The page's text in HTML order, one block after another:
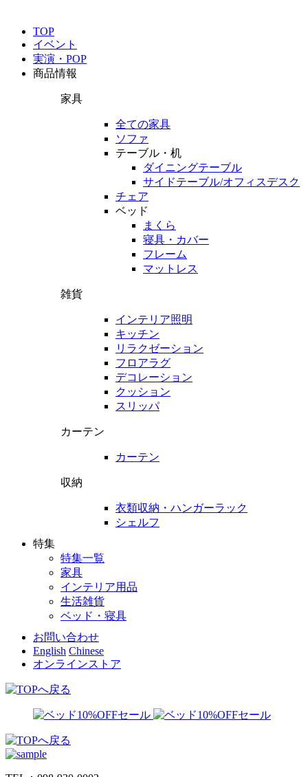
TOP
イベント
実演・POP
商品情報
家具
全ての家具
ソファ
テーブル・机
ダイニングテーブル
サイドテーブル/オフィスデスク
チェア
ベッド
まくら
寝具・カバー
フレーム
マットレス
雑貨
インテリア照明
キッチン
リラクゼーション
フロアラグ
デコレーション
クッション
スリッパ
カーテン
カーテン
収納
衣類収納・ハンガーラック
シェルフ
特集
特集一覧
家具
インテリア用品
生活雑貨
ベッド・寝具
お問い合わせ
English Chinese
オンラインストア